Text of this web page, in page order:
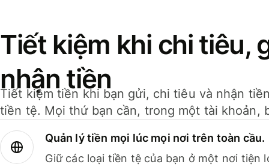
Tiết kiệm khi chi tiêu,
nhận tiền
Tiết kiệm tiền khi bạn gửi, chi tiêu và nhận
tiền tệ. Mọi thứ bạn cần, trong một tài khoản,
Quản lý tiền mọi lúc mọi nơi trên toàn cầu.
Giữ các loại tiền tệ của bạn ở một nơi tiện